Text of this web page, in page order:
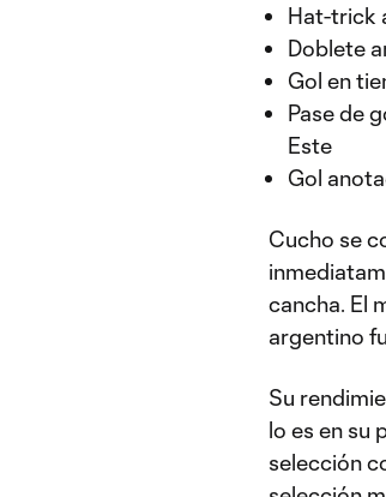
Hat-trick
Doblete
Gol en
Pase de
Este
Gol
Cucho se
cancha. El
argentino
Su
lo es en su
selección